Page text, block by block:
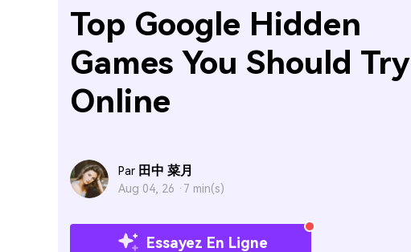
Top Google Hidden
Games You Should Try
Online
Par 田中 菜月
Aug 04, 26 · 7 min(s)
Essayez En Ligne